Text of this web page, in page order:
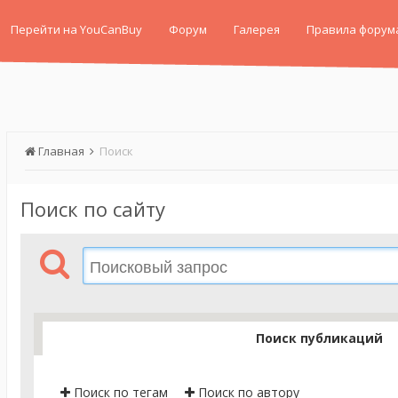
Перейти на YouCanBuy Форум Галерея Правила
Главная Поиск
Поиск по сайту
Поиск публикаций
Поиск по тегам Поиск по автору